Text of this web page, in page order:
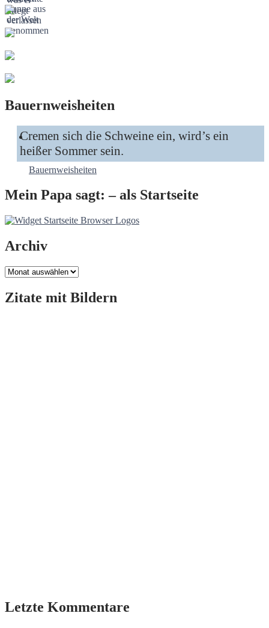
Bauernweisheiten
Cremen sich die Schweine ein, wird’s ein
heißer Sommer sein.
Bauernweisheiten
Mein Papa sagt: – als Startseite
Archiv
Archiv
Zitate mit Bildern
Letzte Kommentare